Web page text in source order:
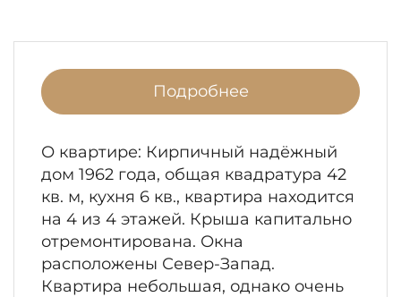
Подробнее
О квартире: Кирпичный надёжный
дом 1962 года, общая квадратура 42
кв. м, кухня 6 кв., квартира находится
на 4 из 4 этажей. Крыша капитально
отремонтирована. Окна
расположены Север-Запад.
Квартира небольшая, однако очень